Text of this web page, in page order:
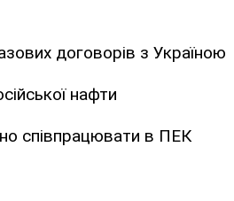
договорів з Україною
нафти
співпрацювати в ПЕК